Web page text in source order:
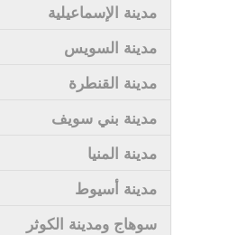
مدينة الإسماعيلية
مدينة السويس
مدينة القنطرة
مدينة بني سويف
مدينة المنيا
مدينة أسيوط
سوهاج ومدينة الكوثر